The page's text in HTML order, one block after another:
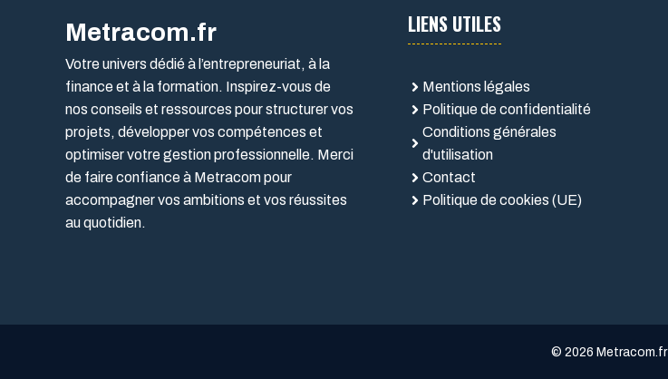
Metracom.fr
Votre univers dédié à l’entrepreneuriat, à la
finance et à la formation. Inspirez-vous de
nos conseils et ressources pour structurer vos
projets, développer vos compétences et
optimiser votre gestion professionnelle. Merci
de faire confiance à Metracom pour
accompagner vos ambitions et vos réussites
au quotidien.
LIENS UTILES
Mentions légales
Politique de confidentialité
Conditions générales
d'utilisation
Contact
Politique de cookies (UE)
© 2026 Metracom.fr